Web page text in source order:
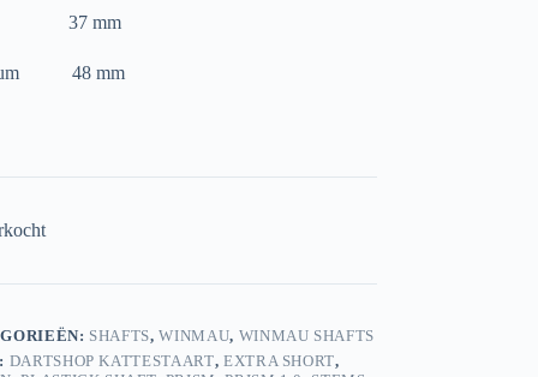
37 mm
48 mm
SHAFTS,WINMAU, WINMAU SHAFTS
DARTSHOP KATTESTAART, EXTRA SHORT,